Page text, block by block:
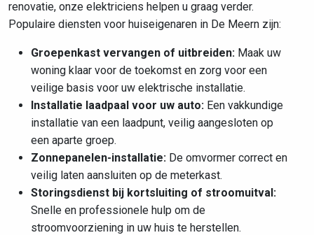
renovatie, onze elektriciens helpen u graag verder.
Populaire diensten voor huiseigenaren in De Meern zijn:
Groepenkast vervangen of uitbreiden: Maak uw
woning klaar voor de toekomst en zorg voor een
veilige basis voor uw elektrische installatie.
Installatie laadpaal voor uw auto: Een vakkundige
installatie van een laadpunt, veilig aangesloten op
een aparte groep.
Zonnepanelen-installatie: De omvormer correct en
veilig laten aansluiten op de meterkast.
Storingsdienst bij kortsluiting of stroomuitval:
Snelle en professionele hulp om de
stroomvoorziening in uw huis te herstellen.